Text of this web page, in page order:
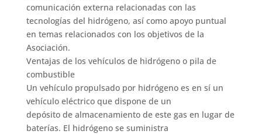
comunicación externa relacionadas con las
tecnologías del hidrógeno, así como apoyo puntual
en temas relacionados con los objetivos de la
Asociación.
Ventajas de los vehículos de hidrógeno o pila de
combustible
Un vehículo propulsado por hidrógeno es en sí un
vehículo eléctrico que dispone de un
depósito de almacenamiento de este gas en lugar de
baterías. El hidrógeno se suministra